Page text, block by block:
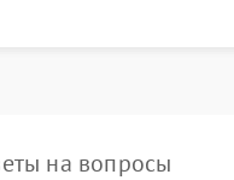
на вопросы